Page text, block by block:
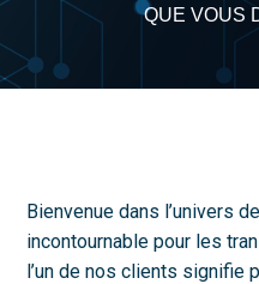
QUE VOUS
Bienvenue dans l’univers de
incontournable pour les
l’un de nos clients signifie